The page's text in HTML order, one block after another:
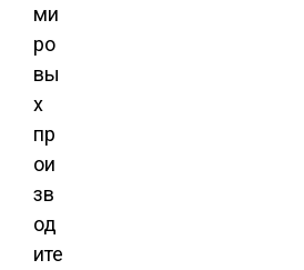
ми
ро
вы
х
пр
ои
зв
од
ите